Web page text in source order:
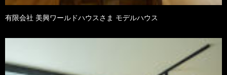
有限会社 美興ワールドハウスさま モデルハウス